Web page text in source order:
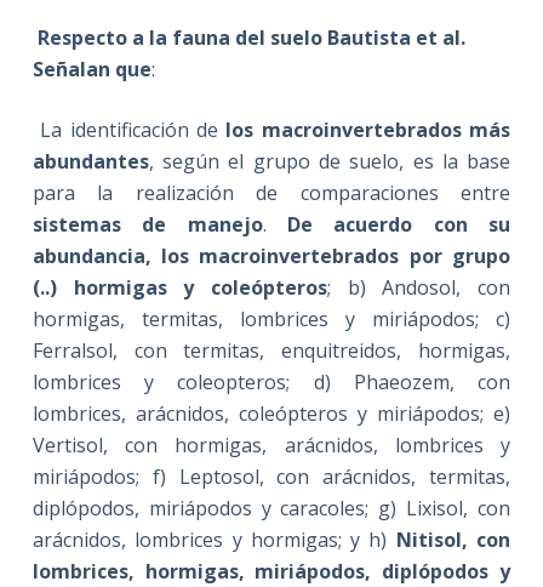
Respecto a la fauna del suelo Bautista et al.
Señalan que:
La identificación de los macroinvertebrados más
abundantes, según el grupo de suelo, es la base
para la realización de comparaciones entre
sistemas de manejo. De acuerdo con su
abundancia, los macroinvertebrados por grupo
(..) hormigas y coleópteros; b) Andosol, con
hormigas, termitas, lombrices y miriápodos; c)
Ferralsol, con termitas, enquitreidos, hormigas,
lombrices y coleopteros; d) Phaeozem, con
lombrices, arácnidos, coleópteros y miriápodos; e)
Vertisol, con hormigas, arácnidos, lombrices y
miriápodos; f) Leptosol, con arácnidos, termitas,
diplópodos, miriápodos y caracoles; g) Lixisol, con
arácnidos, lombrices y hormigas; y h) Nitisol, con
lombrices, hormigas, miriápodos, diplópodos y